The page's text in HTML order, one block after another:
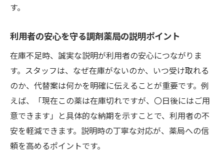
す。
利用者の安心を守る調剤薬局の説明ポイント
在庫不足時、誠実な説明が利用者の安心につながりま
す。スタッフは、なぜ在庫がないのか、いつ受け取れる
のか、代替案は何かを明確に伝えることが重要です。例
えば、「現在この薬は在庫切れですが、〇日後にはご用
意できます」と具体的な納期を示すことで、利用者の不
安を軽減できます。説明時の丁寧な対応が、薬局への信
頼を高めるポイントです。